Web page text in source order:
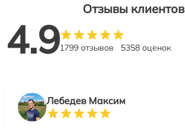
Отзывы клиентов
4.91799 отзывов 5358 оценок
Лебедев Максим